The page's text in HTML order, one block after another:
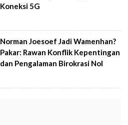
Koneksi 5G
Norman Joesoef Jadi Wamenhan?
Pakar: Rawan Konflik Kepentingan
dan Pengalaman Birokrasi Nol